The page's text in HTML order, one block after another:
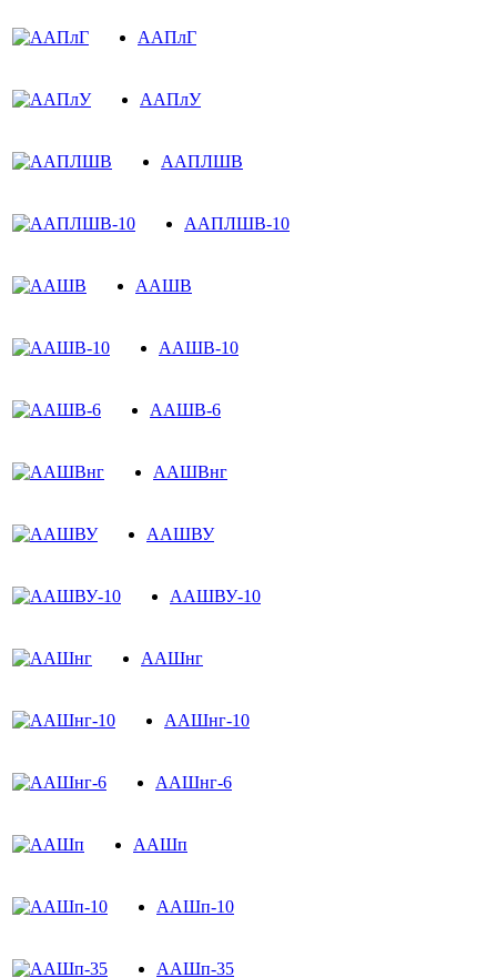
ААПлГ
ААПлУ
ААПЛШВ
ААПЛШВ-10
ААШВ
ААШВ-10
ААШВ-6
ААШВнг
ААШВУ
ААШВУ-10
ААШнг
ААШнг-10
ААШнг-6
ААШп
ААШп-10
ААШп-35